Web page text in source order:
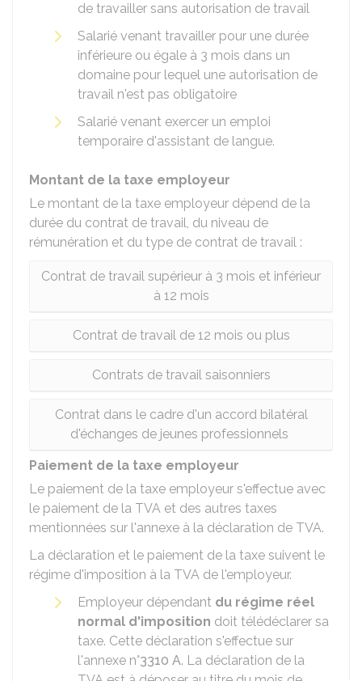
de travailler sans autorisation de travail
Salarié venant travailler pour une durée
inférieure ou égale à 3 mois dans un
domaine pour lequel une autorisation de
travail n'est pas obligatoire
Salarié venant exercer un emploi
temporaire d'assistant de langue.
Montant de la taxe employeur
Le montant de la taxe employeur dépend de la
durée du contrat de travail, du niveau de
rémunération et du type de contrat de travail :
Contrat de travail supérieur à 3 mois et inférieur
à 12 mois
Contrat de travail de 12 mois ou plus
Contrats de travail saisonniers
Contrat dans le cadre d'un accord bilatéral
d'échanges de jeunes professionnels
Paiement de la taxe employeur
Le paiement de la taxe employeur s'effectue avec
le paiement de la TVA et des autres taxes
mentionnées sur l'annexe à la déclaration de TVA.
La déclaration et le paiement de la taxe suivent le
régime d'imposition à la TVA de l'employeur.
Employeur dépendant du régime réel
normal d'imposition doit télédéclarer sa
taxe. Cette déclaration s'effectue sur
l'annexe n°3310 A. La déclaration de la